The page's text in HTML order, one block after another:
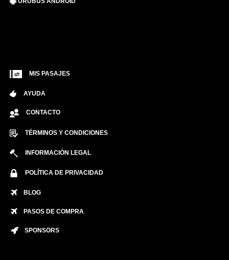
MIS PASAJES
AYUDA
CONTACTO
TÉRMINOS Y CONDICIONES
INFORMACIÓN LEGAL
POLÍTICA DE PRIVACIDAD
BLOG
PASOS DE COMPRA
SPONSORS